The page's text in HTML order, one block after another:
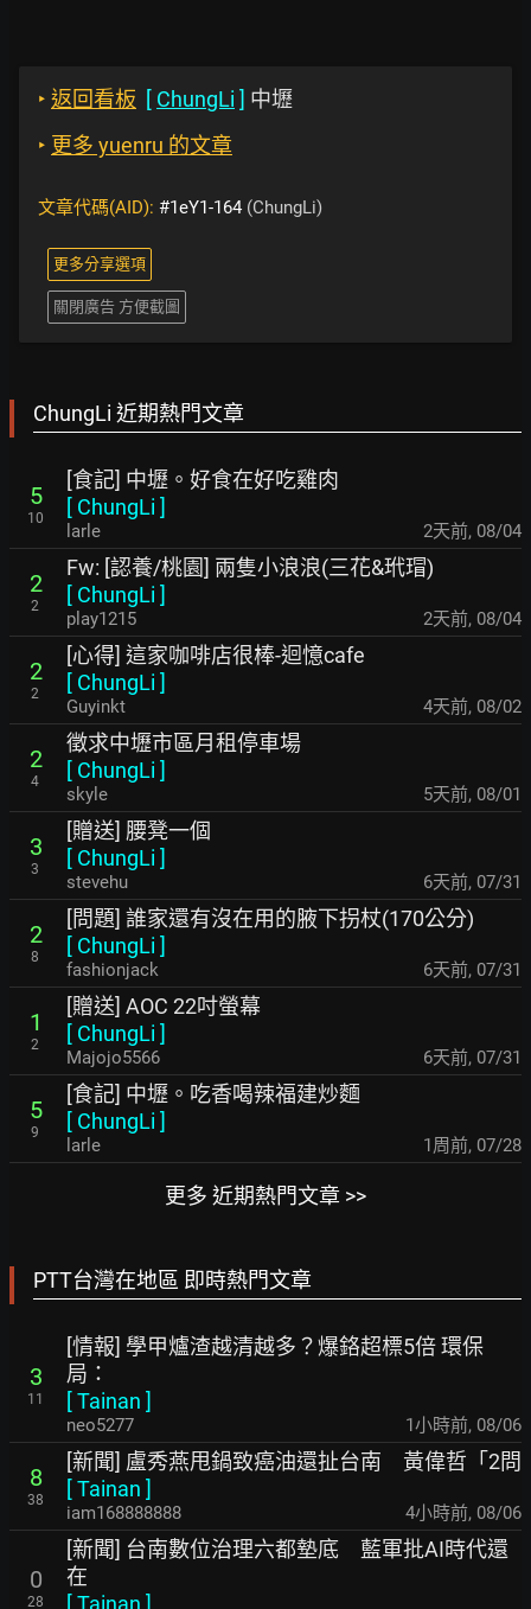
‣ 返回看板 [ ChungLi ] 中壢
‣ 更多 yuenru 的文章
文章代碼(AID): #1eY1-164 (ChungLi)
更多分享選項
關閉廣告 方便截圖
ChungLi 近期熱門文章
5
10
[食記] 中壢。好食在好吃雞肉
[ ChungLi ]
larle 2天前, 08/04
2
2
Fw: [認養/桃園] 兩隻小浪浪(三花&玳瑁)
[ ChungLi ]
play1215 2天前, 08/04
2
2
[心得] 這家咖啡店很棒-迴憶cafe
[ ChungLi ]
Guyinkt 4天前, 08/02
2
4
徵求中壢市區月租停車場
[ ChungLi ]
skyle 5天前, 08/01
3
3
[贈送] 腰凳一個
[ ChungLi ]
stevehu 6天前, 07/31
2
8
[問題] 誰家還有沒在用的腋下拐杖(170公分)
[ ChungLi ]
fashionjack 6天前, 07/31
1
2
[贈送] AOC 22吋螢幕
[ ChungLi ]
Majojo5566 6天前, 07/31
5
9
[食記] 中壢。吃香喝辣福建炒麵
[ ChungLi ]
larle 1周前, 07/28
更多 近期熱門文章 >>
PTT台灣在地區 即時熱門文章
3
11
[情報] 學甲爐渣越清越多？爆鉻超標5倍 環保
局：
[Tainan ]
neo5277 1小時前, 08/06
8
38
[新聞] 盧秀燕甩鍋致癌油還扯台南 黃偉哲「2問
[Tainan ]
iam168888888 4小時前, 08/06
0
28
[新聞] 台南數位治理六都墊底 藍軍批AI時代還
在
[Tainan ]